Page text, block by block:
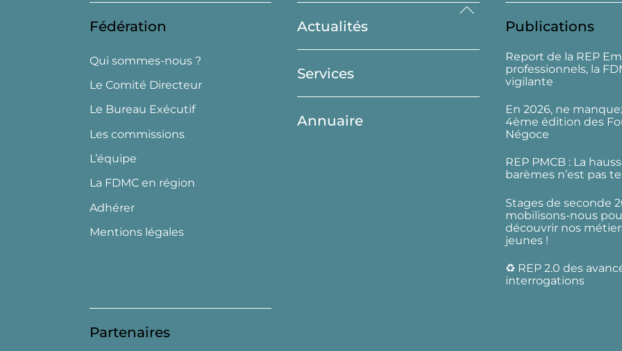
Back
Top
Fédération
Qui sommes-nous ?
Le Comité Directeur
Le Bureau Exécutif
Les commissions
L’équipe
La FDMC en région
Adhérer
Mentions légales
Actualités
Services
Annuaire
Publications
Report de la REP
professionnels, la
vigilante
En 2026, ne
4ème édition des
Négoce
REP PMCB : La
barèmes n’est pas
Stages de seconde
mobilisons-nous
découvrir nos
jeunes !
♻️ REP 2.0 des
interrogations
Partenaires